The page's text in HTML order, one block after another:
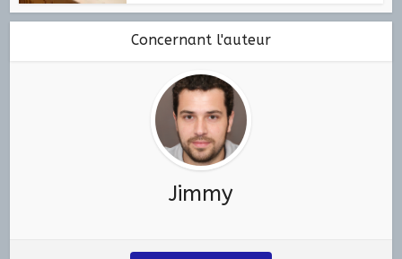
Concernant l'auteur
Jimmy